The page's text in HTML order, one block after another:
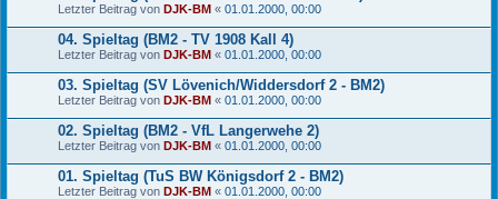
Letzter Beitrag von DJK-BM « 01.01.2000, 00:00
04. Spieltag (BM2 - TV 1908 Kall 4)
Letzter Beitrag von DJK-BM « 01.01.2000, 00:00
03. Spieltag (SV Lövenich/Widdersdorf 2 - BM2)
Letzter Beitrag von DJK-BM « 01.01.2000, 00:00
02. Spieltag (BM2 - VfL Langerwehe 2)
Letzter Beitrag von DJK-BM « 01.01.2000, 00:00
01. Spieltag (TuS BW Königsdorf 2 - BM2)
Letzter Beitrag von DJK-BM « 01.01.2000, 00:00